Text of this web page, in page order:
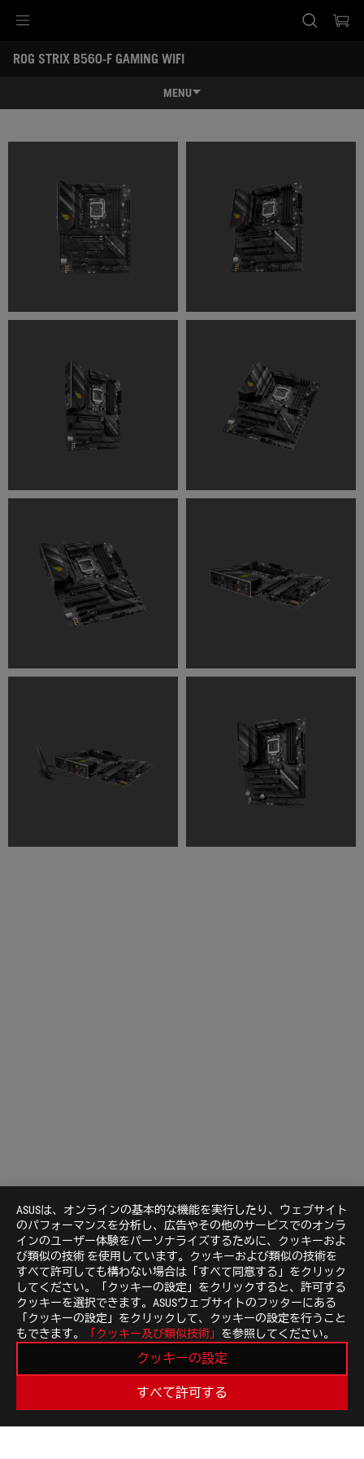
ASUSは、オンラインの基本的な機能を実行したり、ウェブサイト
のパフォーマンスを分析し、広告やその他のサービスでのオンラ
インのユーザー体験をパーソナライズするために、クッキーおよ
び類似の技術 を使用しています。クッキーおよび類似の技術を
すべて許可しても構わない場合は「すべて同意する」をクリック
してください。「クッキーの設定」をクリックすると、許可する
クッキーを選択できます。ASUSウェブサイトのフッターにある
「クッキーの設定」をクリックして、クッキーの設定を行うこと
もできます。
「クッキー及び類似技術」 を参照してください。
クッキーの設定
すべて許可する
Skip to content
Accessibility Help
Skip to Menu
ASUS Footer
ROG STRIX B560-F GAMING WIFI
ー
MENU
レビュー記事 / 動画
ギャラリー
サポート
ASUS
Footer
> GAMING マザーボード > マザーボード FILTER
> ROG STRIX B560-F GAMING WIFI GALLERY